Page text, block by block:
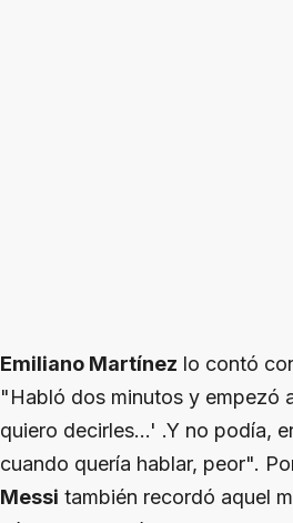
Emiliano Martínez lo contó
"Habló dos minutos y empezó
quiero decirles...' .Y no podía,
cuando quería hablar, peor".
Messi también recordó aquel